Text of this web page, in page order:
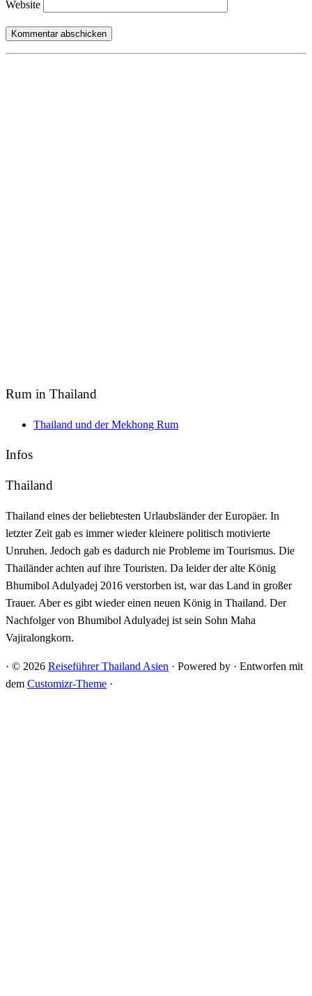
Website
Rum in Thailand
Thailand und der Mekhong Rum
Infos
Thailand
Thailand eines der beliebtesten Urlaubsländer der Europäer. In
letzter Zeit gab es immer wieder kleinere politisch motivierte
Unruhen. Jedoch gab es dadurch nie Probleme im Tourismus. Die
Thailänder achten auf ihre Touristen. Da leider der alte König
Bhumibol Adulyadej 2016 verstorben ist, war das Land in großer
Trauer. Aber es gibt wieder einen neuen König in Thailand. Der
Nachfolger von Bhumibol Adulyadej ist sein Sohn Maha
Vajiralongkorn.
· © 2026 Reiseführer Thailand Asien · Powered by · Entworfen mit
dem Customizr-Theme ·